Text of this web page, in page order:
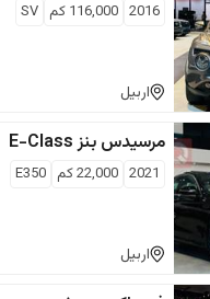
2016
116,000 كم SV
اربيل
مرسيدس بنز E-Class
2021
22,000كم E350
اربيل